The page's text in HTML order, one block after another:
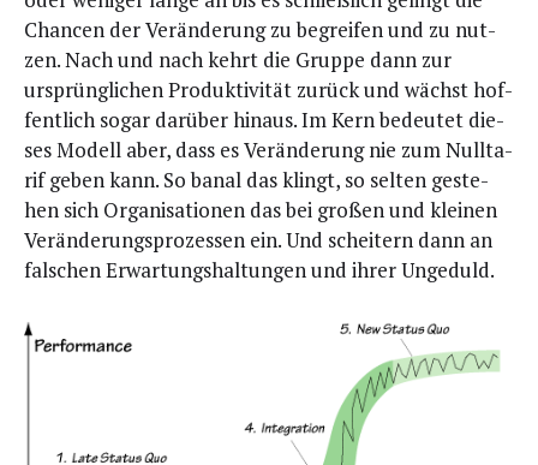
Chan­cen der Ver­än­de­rung zu begrei­fen und zu nut­
zen. Nach und nach kehrt die Grup­pe dann zur
ursprüng­li­chen Pro­duk­ti­vi­tät zurück und wächst hof­
fent­lich sogar dar­über hin­aus. Im Kern bedeu­tet die­
ses Modell aber, dass es Ver­än­de­rung nie zum Null­ta­
rif geben kann. So banal das klingt, so sel­ten geste­
hen sich Orga­ni­sa­tio­nen das bei gro­ßen und klei­nen
Ver­än­de­rungs­pro­zes­sen ein. Und schei­tern dann an
fal­schen Erwar­tungs­hal­tun­gen und ihrer Ungeduld.